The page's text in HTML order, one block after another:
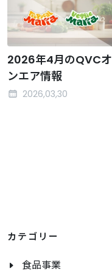
2026年4月のQVCオ
ンエア情報
2026,03,30
カテゴリー
食品事業